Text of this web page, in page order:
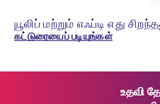
யூலிப் மற்றும் எஃப்டி எது
கட்டுரையைப் படியுங்கள்
உதவி